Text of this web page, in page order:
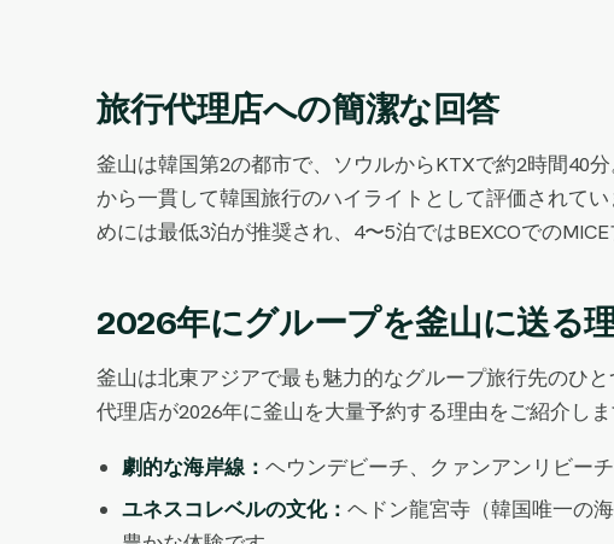
旅行代理店への簡潔な回答
釜山は韓国第2の都市で、ソウルからKTXで約2時間40
から一貫して韓国旅行のハイライトとして評価されて
めには最低3泊が推奨され、4〜5泊ではBEXCOでの
2026年にグループを釜山に送る
釜山は北東アジアで最も魅力的なグループ旅行先のひ
代理店が2026年に釜山を大量予約する理由をご紹介しま
劇的な海岸線：ヘウンデビーチ、クァンアンリビー
ユネスコレベルの文化：ヘドン龍宮寺（韓国唯一の